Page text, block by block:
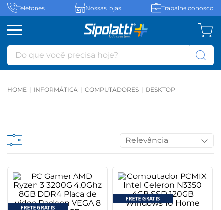
Telefones Nossas lojas Trabalhe conosco
Do que você precisa hoje?
INFORMÁTICA COMPUTADORES DESKTOP
Relevância